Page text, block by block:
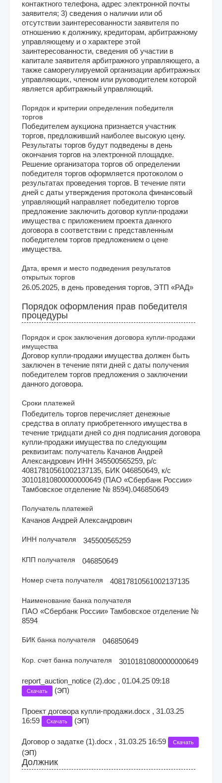
контактного телефона, адрес электронной почты
заявителя; 3) сведения о наличии или об
отсутствии заинтересованности заявителя по
отношению к должнику, кредиторам, арбитражному
управляющему и о характере этой
заинтересованности, сведения об участии в
капитале заявителя арбитражного управляющего, а
также саморегулируемой организации арбитражных
управляющих, членом или руководителем которой
является арбитражный управляющий.
Порядок и критерии определения победителя
торгов
Победителем аукциона признается участник
торгов, предложивший наиболее высокую цену.
Результаты торгов будут подведены в день
окончания торгов на электронной площадке.
Решение организатора торгов об определении
победителя торгов оформляется протоколом о
результатах проведения торгов. В течение пяти
дней с даты утверждения протокола финансовый
управляющий направляет победителю торгов
предложение заключить договор купли-продажи
имущества с приложением проекта данного
договора в соответствии с представленным
победителем торгов предложением о цене
имущества.
Дата, время и место подведения результатов
открытых торгов
26.05.2025, в день проведения торгов, ЭТП «РАД»
Порядок оформления прав победителя
процедуры
Порядок и срок заключения договора купли-продажи
имущества
Договор купли-продажи имущества должен быть
заключен в течение пяти дней с даты получения
победителем торгов предложения о заключении
данного договора.
Сроки платежей
Победитель торгов перечисляет денежные
средства в оплату приобретенного имущества в
течение тридцати дней со дня подписания договора
купли-продажи имущества по следующим
реквизитам: получатель Качанов Андрей
Александрович ИНН 345500565259, р/с
40817810561002137135, БИК 046850649, к/с
30101810800000000649 (ПАО «Сбербанк России»
Тамбовское отделение № 8594).046850649
Получатель платежей
Качанов Андрей Александрович
ИНН получателя 345500565259
КПП получателя 046850649
Номер счета получателя 40817810561002137135
Наименование банка получателя
ПАО «Сбербанк России» Тамбовское отделение №
8594
БИК банка получателя 046850649
Кор. счет банка получателя 30101810800000000649
report_auction_notice (2).doc , 01.04.25 09:18
Скачать (ЭП)
Проект договора купли-продажи.docx , 31.03.25
16:59
Скачать (ЭП)
Договор о задатке (1).docx , 31.03.25 16:59 Скачать
(ЭП)
Должник